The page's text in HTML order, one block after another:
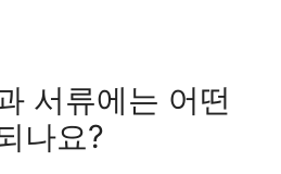
서류에는 어떤
나요?